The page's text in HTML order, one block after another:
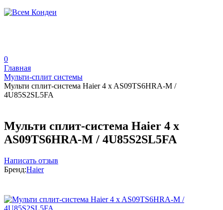
0
Главная
Мульти-сплит системы
Мульти сплит-система Haier 4 x AS09TS6HRA-M /
4U85S2SL5FA
Мульти сплит-система Haier 4 x
AS09TS6HRA-M / 4U85S2SL5FA
Написать отзыв
Бренд:Haier